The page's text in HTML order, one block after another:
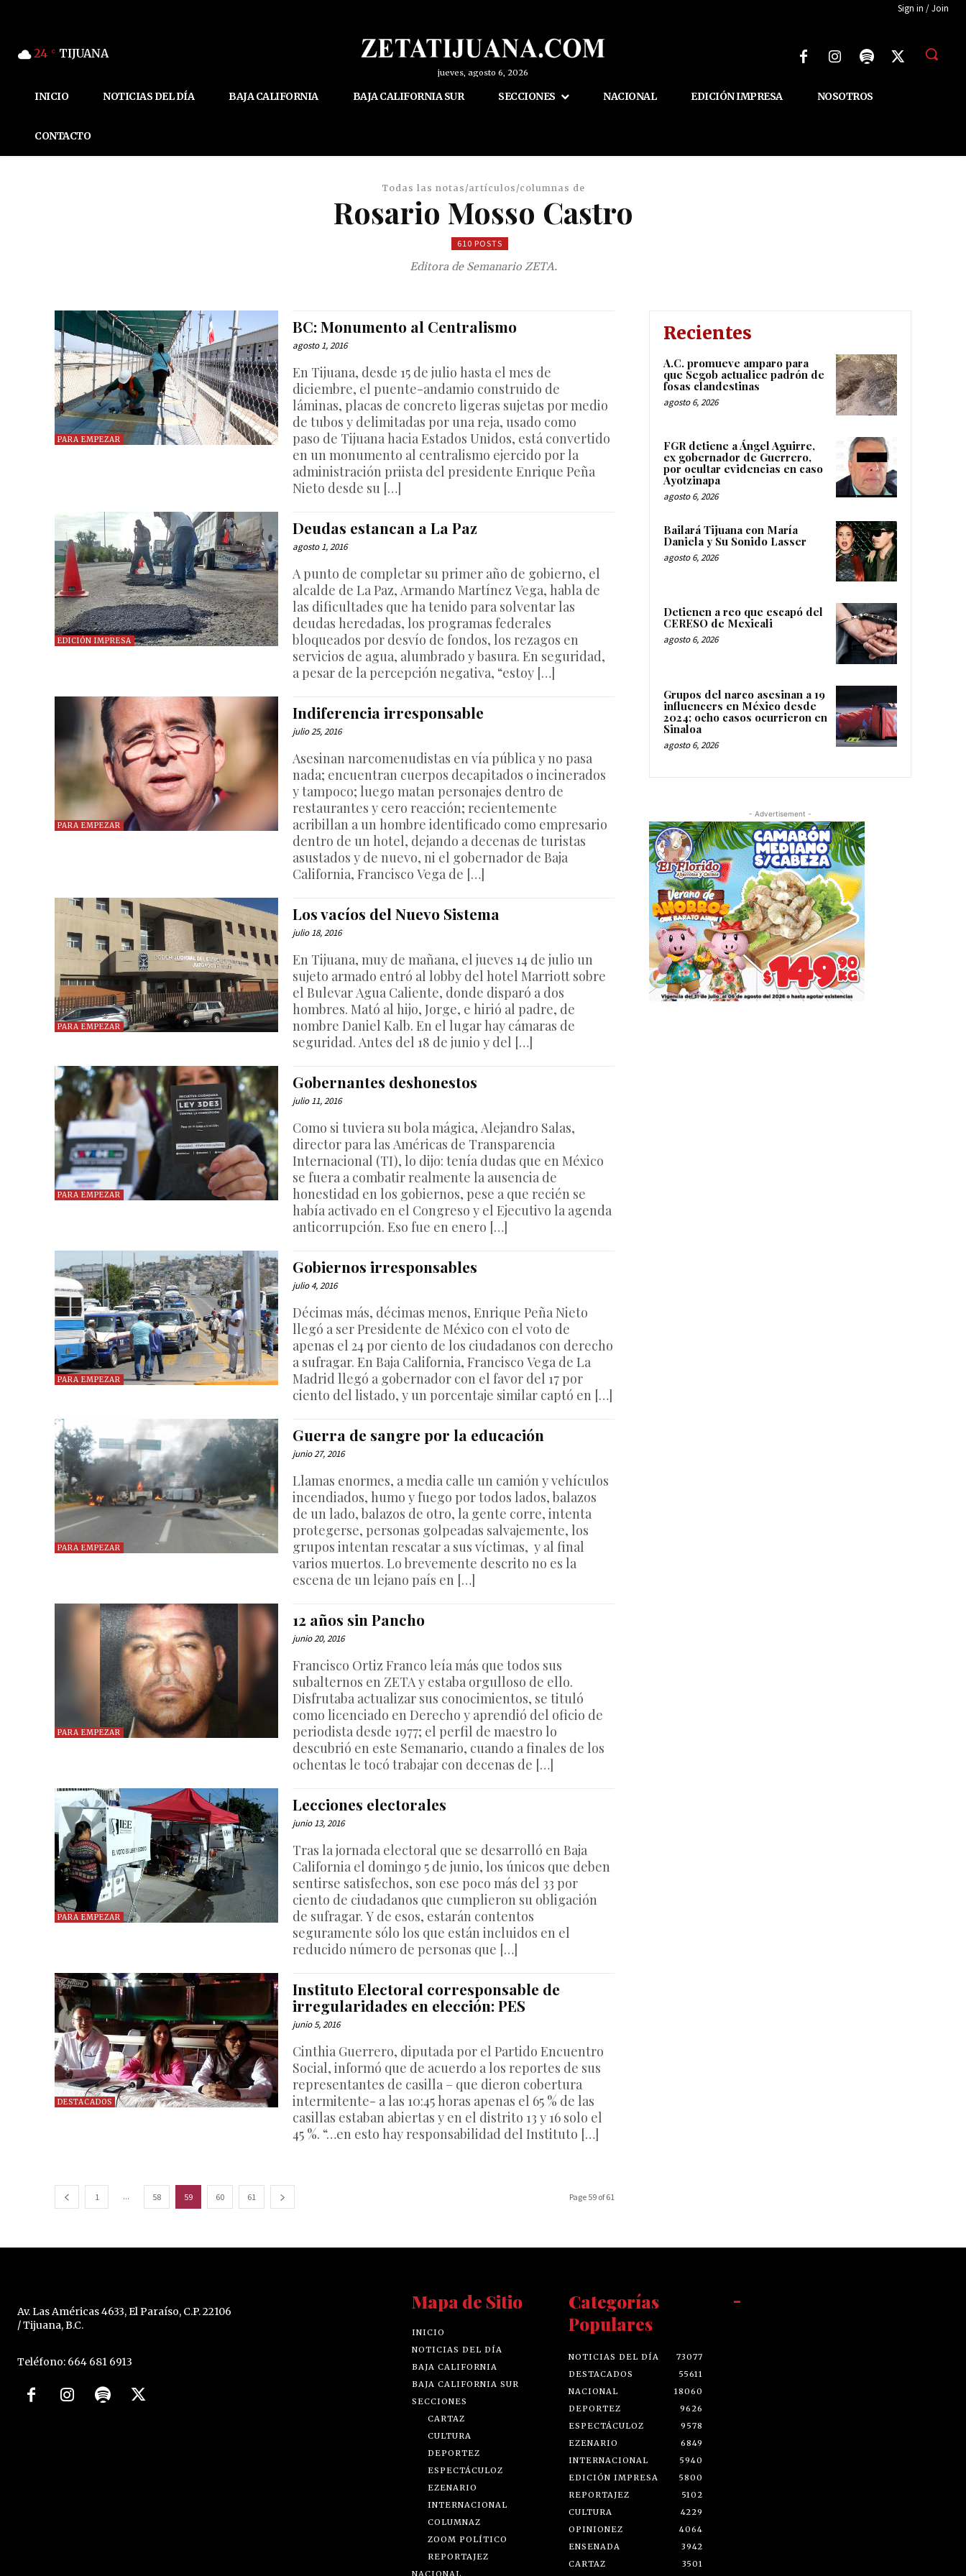
Sign in / Join
24 C TIJUANA
jueves, agosto 6, 2026
INICIO NOTICIAS DEL DÍA BAJA CALIFORNIA BAJA CALIFORNIA SUR SECCIONES NACIONAL EDICIÓN IMPRESA NOSOTROS
CONTACTO
Todas las notas/artículos/columnas de
Rosario Mosso Castro
610 POSTS
Editora de Semanario ZETA.
PARA EMPEZAR
BC: Monumento al Centralismo
agosto 1, 2016
En Tijuana, desde 15 de julio hasta el mes de
diciembre, el puente-andamio construido de
láminas, placas de concreto ligeras sujetas por medio
de tubos y delimitadas por una reja, usado como
paso de Tijuana hacia Estados Unidos, está convertido
en un monumento al centralismo ejercido por la
administración priista del presidente Enrique Peña
Nieto desde su […]
EDICIÓN IMPRESA
Deudas estancan a La Paz
agosto 1, 2016
A punto de completar su primer año de gobierno, el
alcalde de La Paz, Armando Martínez Vega, habla de
las dificultades que ha tenido para solventar las
deudas heredadas, los programas federales
bloqueados por desvío de fondos, los rezagos en
servicios de agua, alumbrado y basura. En seguridad,
a pesar de la percepción negativa, “estoy […]
PARA EMPEZAR
Indiferencia irresponsable
julio 25, 2016
Asesinan narcomenudistas en vía pública y no pasa
nada; encuentran cuerpos decapitados o incinerados
y tampoco; luego matan personajes dentro de
restaurantes y cero reacción; recientemente
acribillan a un hombre identificado como empresario
dentro de un hotel, dejando a decenas de turistas
asustados y de nuevo, ni el gobernador de Baja
California, Francisco Vega de […]
PARA EMPEZAR
Los vacíos del Nuevo Sistema
julio 18, 2016
En Tijuana, muy de mañana, el jueves 14 de julio un
sujeto armado entró al lobby del hotel Marriott sobre
el Bulevar Agua Caliente, donde disparó a dos
hombres. Mató al hijo, Jorge, e hirió al padre, de
nombre Daniel Kalb. En el lugar hay cámaras de
seguridad. Antes del 18 de junio y del […]
PARA EMPEZAR
Gobernantes deshonestos
julio 11, 2016
Como si tuviera su bola mágica, Alejandro Salas,
director para las Américas de Transparencia
Internacional (TI), lo dijo: tenía dudas que en México
se fuera a combatir realmente la ausencia de
honestidad en los gobiernos, pese a que recién se
había activado en el Congreso y el Ejecutivo la agenda
anticorrupción. Eso fue en enero […]
PARA EMPEZAR
Gobiernos irresponsables
julio 4, 2016
Décimas más, décimas menos, Enrique Peña Nieto
llegó a ser Presidente de México con el voto de
apenas el 24 por ciento de los ciudadanos con derecho
a sufragar. En Baja California, Francisco Vega de La
Madrid llegó a gobernador con el favor del 17 por
ciento del listado, y un porcentaje similar captó en […]
PARA EMPEZAR
Guerra de sangre por la educación
junio 27, 2016
Llamas enormes, a media calle un camión y vehículos
incendiados, humo y fuego por todos lados, balazos
de un lado, balazos de otro, la gente corre, intenta
protegerse, personas golpeadas salvajemente, los
grupos intentan rescatar a sus víctimas, y al final
varios muertos. Lo brevemente descrito no es la
escena de un lejano país en […]
PARA EMPEZAR
12 años sin Pancho
junio 20, 2016
Francisco Ortiz Franco leía más que todos sus
subalternos en ZETA y estaba orgulloso de ello.
Disfrutaba actualizar sus conocimientos, se tituló
como licenciado en Derecho y aprendió del oficio de
periodista desde 1977; el perfil de maestro lo
descubrió en este Semanario, cuando a finales de los
ochentas le tocó trabajar con decenas de […]
PARA EMPEZAR
Lecciones electorales
junio 13, 2016
Tras la jornada electoral que se desarrolló en Baja
California el domingo 5 de junio, los únicos que deben
sentirse satisfechos, son ese poco más del 33 por
ciento de ciudadanos que cumplieron su obligación
de sufragar. Y de esos, estarán contentos
seguramente sólo los que están incluidos en el
reducido número de personas que […]
DESTACADOS
Instituto Electoral corresponsable de
irregularidades en elección: PES
junio 5, 2016
Cinthia Guerrero, diputada por el Partido Encuentro
Social, informó que de acuerdo a los reportes de sus
representantes de casilla – que dieron cobertura
intermitente- a las 10:45 horas apenas el 65 % de las
casillas estaban abiertas y en el distrito 13 y 16 solo el
45 %. “…en esto hay responsabilidad del Instituto […]
1 ... 58 59 60 61 Page 59 of 61
Recientes
A.C. promueve amparo para
que Segob actualice padrón de
fosas clandestinas
agosto 6, 2026
FGR detiene a Ángel Aguirre,
ex gobernador de Guerrero,
por ocultar evidencias en caso
Ayotzinapa
agosto 6, 2026
Bailará Tijuana con María
Daniela y Su Sonido Lasser
agosto 6, 2026
Detienen a reo que escapó del
CERESO de Mexicali
agosto 6, 2026
Grupos del narco asesinan a 19
influencers en México desde
2024; ocho casos ocurrieron en
Sinaloa
agosto 6, 2026
- Advertisement -
Av. Las Américas 4633, El Paraíso, C.P. 22106
/ Tijuana, B.C.
Teléfono: 664 681 6913
Mapa de Sitio
INICIO
NOTICIAS DEL DÍA
BAJA CALIFORNIA
BAJA CALIFORNIA SUR
SECCIONES
CARTAZ
CULTURA
DEPORTEZ
ESPECTÁCULOZ
EZENARIO
INTERNACIONAL
COLUMNAZ
ZOOM POLÍTICO
REPORTAJEZ
Categorías
Populares
NOTICIAS DEL DÍA
73077
DESTACADOS
55611
NACIONAL
18060
DEPORTEZ
9626
ESPECTÁCULOZ
9578
EZENARIO
6849
INTERNACIONAL
5940
EDICIÓN IMPRESA
5800
REPORTAJEZ
5102
CULTURA
4229
OPINIONEZ
4064
ENSENADA
3942
CARTAZ
3501
-